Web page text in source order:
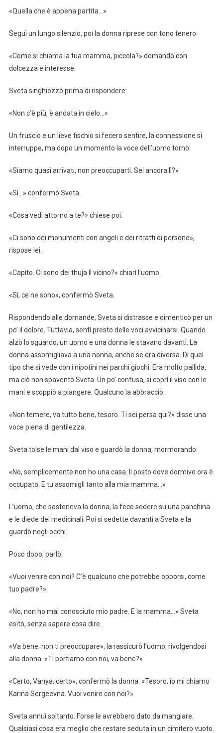
«Quella che è appena partita…»
Seguì un lungo silenzio, poi la donna riprese con tono tenero:
«Come si chiama la tua mamma, piccola?» domandò con
dolcezza e interesse.
Sveta singhiozzò prima di rispondere:
«Non c’è più, è andata in cielo…»
Un fruscio e un lieve fischio si fecero sentire, la connessione si
interruppe, ma dopo un momento la voce dell’uomo tornò:
«Siamo quasi arrivati, non preoccuparti. Sei ancora lì?»
«Sì…» confermò Sveta.
«Cosa vedi attorno a te?» chiese poi.
«Ci sono dei monumenti con angeli e dei ritratti di persone»,
rispose lei.
«Capito. Ci sono dei thuja lì vicino?» chiarì l’uomo.
«Sì, ce ne sono», confermò Sveta.
Rispondendo alle domande, Sveta si distrasse e dimenticò per un
po’ il dolore. Tuttavia, sentì presto delle voci avvicinarsi. Quando
alzò lo sguardo, un uomo e una donna le stavano davanti. La
donna assomigliava a una nonna, anche se era diversa. Di quel
tipo che si vede con i nipotini nei parchi giochi. Era molto pallida,
ma ciò non spaventò Sveta. Un po’ confusa, si coprì il viso con le
mani e scoppiò a piangere. Qualcuno la abbracciò.
«Non temere, va tutto bene, tesoro. Ti sei persa qui?» disse una
voce piena di gentilezza.
Sveta tolse le mani dal viso e guardò la donna, mormorando:
«No, semplicemente non ho una casa. Il posto dove dormivo ora è
occupato. E tu assomigli tanto alla mia mamma…»
L’uomo, che sosteneva la donna, la fece sedere su una panchina
e le diede dei medicinali. Poi si sedette davanti a Sveta e la
guardò negli occhi.
Poco dopo, parlò:
«Vuoi venire con noi? C’è qualcuno che potrebbe opporsi, come
tuo padre?»
«No, non ho mai conosciuto mio padre. E la mamma…» Sveta
esitò, senza sapere cosa dire.
«Va bene, non ti preoccupare», la rassicurò l’uomo, rivolgendosi
alla donna. «Ti portiamo con noi, va bene?»
«Certo, Vanya, certo», confermò la donna. «Tesoro, io mi chiamo
Karina Sergeevna. Vuoi venire con noi?»
Sveta annuì soltanto. Forse le avrebbero dato da mangiare.
Qualsiasi cosa era meglio che restare seduta in un cimitero vuoto.